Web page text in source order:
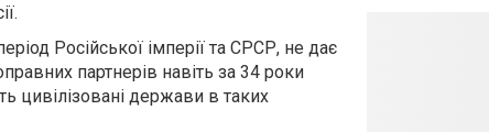
Російської імперії та СРСР, не дає
партнерів навіть за 34 роки
цивілізовані держави в таких